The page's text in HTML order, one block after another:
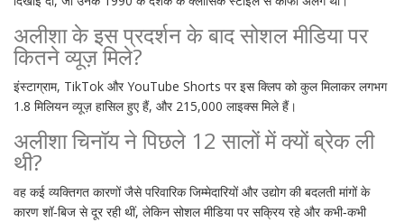
अलीशा के इस प्रदर्शन के बाद सोशल मीडिया पर
कितने व्यूज़ मिले?
इंस्टाग्राम, TikTok और YouTube Shorts पर इस क्लिप को कुल मिलाकर लगभग
1.8 मिलियन व्यूज़ हासिल हुए हैं, और 215,000 लाइक्स मिले हैं।
अलीशा चिनॉय ने पिछले 12 सालों में क्यों ब्रेक ली
थी?
वह कई व्यक्तिगत कारणों जैसे परिवारिक जिम्मेदारियों और उद्योग की बदलती मांगों के
कारण शॉ‑बिज से दूर रही थीं, लेकिन सोशल मीडिया पर सक्रिय रहे और कभी‑कभी